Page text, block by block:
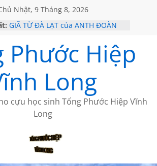
Nhật, 9 Tháng 8, 2026
GIÃ TỪ ĐÀ LẠT của ANTH ĐOÀN
KHÔNG ĐỀ 20 CỦA THÁI LÃO
KHÔNG ĐỀ 19 CỦA THÁI LÃO
CHÙM THƠ CỦA BÍCH HÀ
Phước Hiệp
Long
cựu học sinh Tống Phước Hiệp Vĩnh
Long